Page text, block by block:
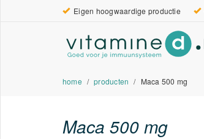
Eigen hoogwaardige productie
home producten Maca 500 mg
Maca 500 mg